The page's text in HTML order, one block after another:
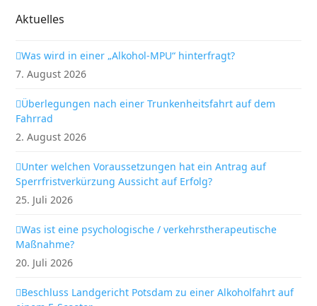
Aktuelles
Was wird in einer „Alkohol-MPU“ hinterfragt?
7. August 2026
Überlegungen nach einer Trunkenheitsfahrt auf dem
Fahrrad
2. August 2026
Unter welchen Voraussetzungen hat ein Antrag auf
Sperrfristverkürzung Aussicht auf Erfolg?
25. Juli 2026
Was ist eine psychologische / verkehrstherapeutische
Maßnahme?
20. Juli 2026
Beschluss Landgericht Potsdam zu einer Alkoholfahrt auf